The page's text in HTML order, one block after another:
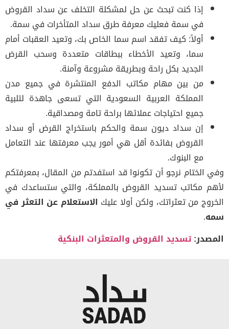
إذا كنت تبحث عن حل لمشكلة التخلف عن سداد القروض
في سمة فعليك معرفة طرق سداد المتأخرات في سمة.
أولاً: كيف تفقد اسم سما الخاص بك، وتعيد العقبات أمام
سما، وتعيد الأخطاء ببطاقات متعددة وسحب القرض
الجديد بكل راحة وبطريقة مشروعة وآمنة.
من بين مهام مكاتب الدفع المنتشرة في جميع مدن
المملكة العربية السعودية التي تسعى جاهدة لتلبية
جميع احتياجات عملائها براحة تامة ومصداقية.
إن سداد ديون سمة والحكم باستخراج القرض أو سداد
القروض بفائدة أقل هي أمور يجب معرفتها عند التعامل
مع البنوك.
وفي الختام نرجو أن تكونوا قد استفدتم من المقال، بمعرفتكم
لأهم مكاتب تسديد القروض بالمملكة، والتي ستساعدك في
الخروج من تعثراتك، ولكن أولا عليك الاستعلام عن التعثر في
سمه.
المصدر:تسديد القروض والمتعثرات البنكية